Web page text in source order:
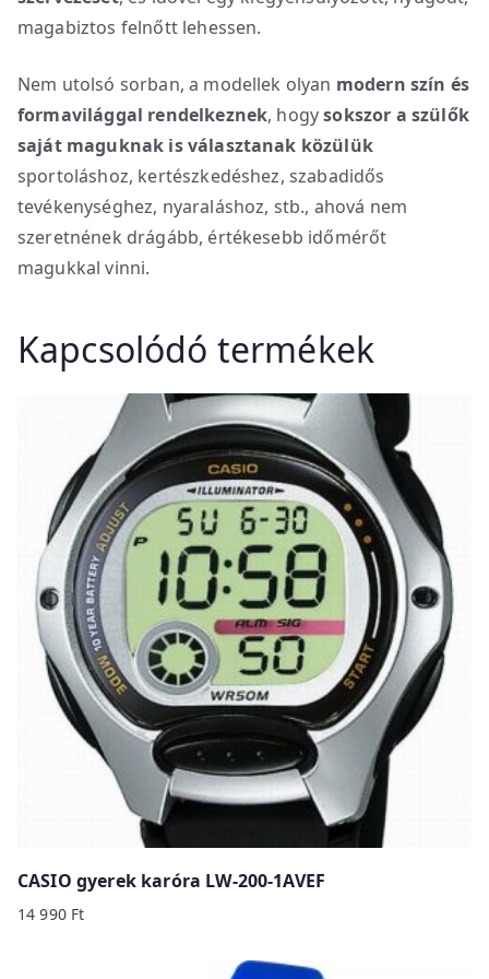
magabiztos felnőtt lehessen.
Nem utolsó sorban, a modellek olyan modern szín és
formavilággal rendelkeznek, hogysokszor a szülők
saját maguknak is választanak közülük
sportoláshoz, kertészkedéshez, szabadidős
tevékenységhez, nyaraláshoz, stb., ahová nem
szeretnének drágább, értékesebb időmérőt
magukkal vinni.
Kapcsolódó termékek
CASIO gyerek karóra LW-200-1AVEF
14 990 Ft